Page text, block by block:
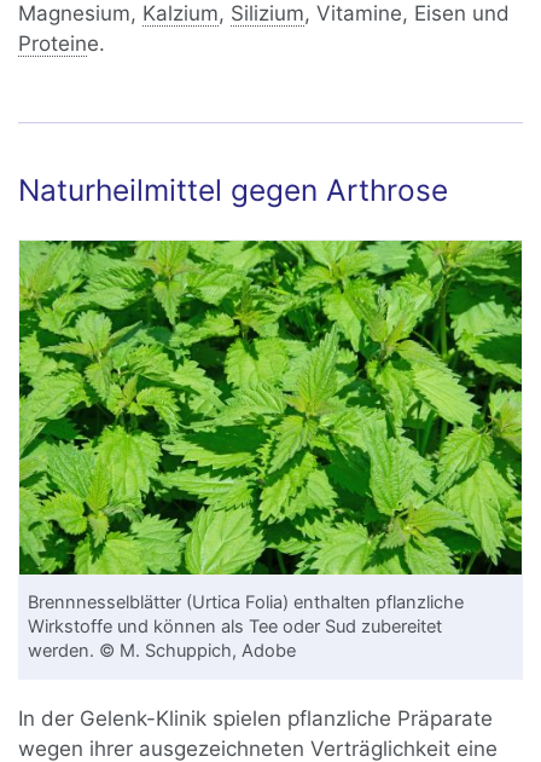
Magnesium, Kalzium, Silizium, Vitamine, Eisen und
Proteine.
Naturheilmittel gegen Arthrose
Brennnesselblätter (Urtica Folia) enthalten pflanzliche
Wirkstoffe und können als Tee oder Sud zubereitet
werden. © M. Schuppich, Adobe
In der Gelenk-Klinik spielen pflanzliche Präparate
wegen ihrer ausgezeichneten Verträglichkeit eine